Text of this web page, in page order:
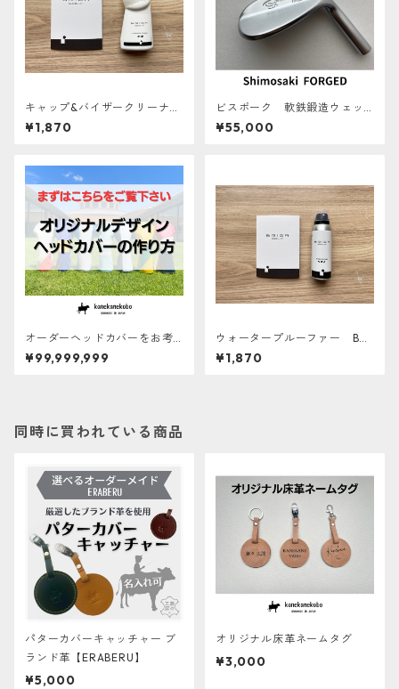
キャップ&バイザークリーナ
ー BRIGA GOLF
¥1,870
ビスポーク 軟鉄鍛造ウェッ
ジ【地クラブ シモサキゴルフ
下崎一夫氏 研磨】
¥55,000
オーダーヘッドカバーをお考
えのお客様へ
¥99,999,999
ウォータープルーファー BRI
GA GOLF
¥1,870
同時に買われている商品
パターカバーキャッチャー ブ
ランド革【ERABERU】
¥5,000
オリジナル床革ネームタグ
¥3,000